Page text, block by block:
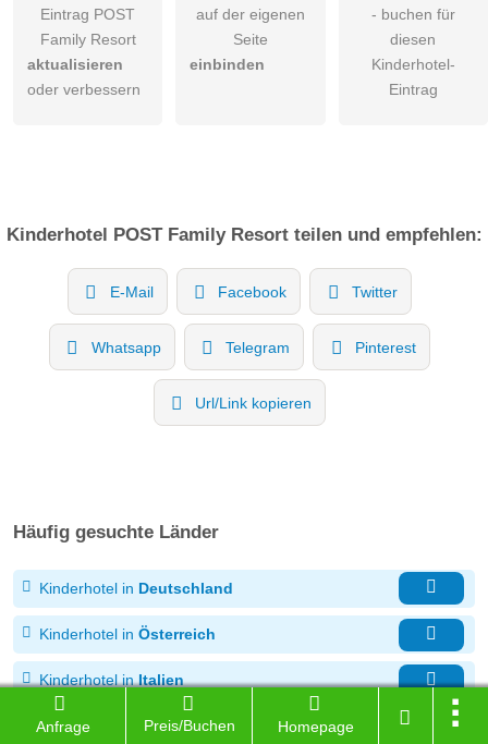
Anfrage Preis/Buchen Homepage
Eintrag POST
Family Resort
aktualisieren
oder verbessern
auf der eigenen
Seite
einbinden
- buchen für
diesen
Kinderhotel-
Eintrag
Kinderhotel POST Family Resortteilen und empfehlen:
E-Mail Facebook Twitter
Whatsapp Telegram Pinterest
Url/Link kopieren
Häufig gesuchte Länder
Kinderhotel in Deutschland
Kinderhotel in Österreich
Kinderhotel in Italien
Kinderhotel in der Schweiz